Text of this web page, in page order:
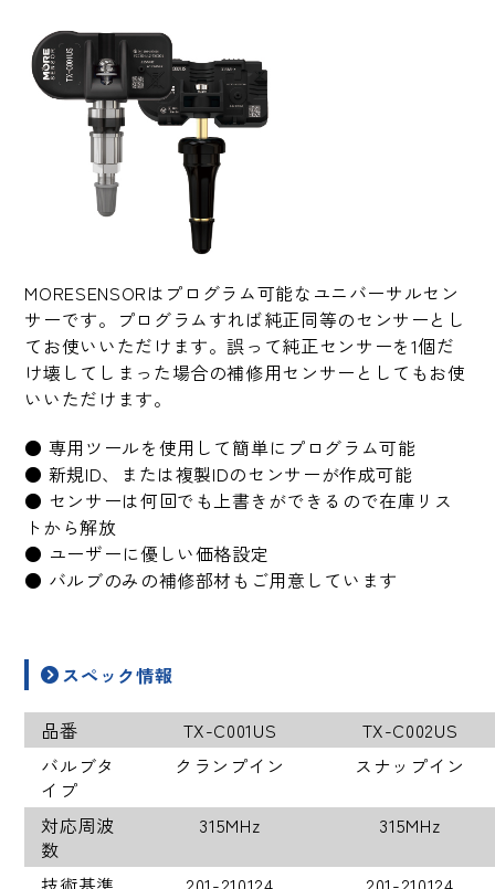
MORESENSORはプログラム可能なユニバーサルセン
サーです。プログラムすれば純正同等のセンサーとし
てお使いいただけます。誤って純正センサーを1個だ
け壊してしまった場合の補修用センサーとしてもお使
いいただけます。
● 専用ツールを使用して簡単にプログラム可能
● 新規ID、または複製IDのセンサーが作成可能
● センサーは何回でも上書きができるので在庫リス
トから解放
● ユーザーに優しい価格設定
● バルブのみの補修部材もご用意しています
スペック情報
品番 TX-C001US
TX-C002US
バルブタ
イプ
クランプイン スナップイン
対応周波
数
315MHz 315MHz